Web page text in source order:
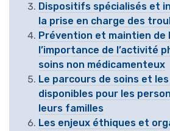
Dispositifs spécialisés et
la prise en charge des
Prévention et maintien de
l’importance de l’activité
soins non médicamenteux
Le parcours de soins et
disponibles pour les
leurs familles
Les enjeux éthiques et